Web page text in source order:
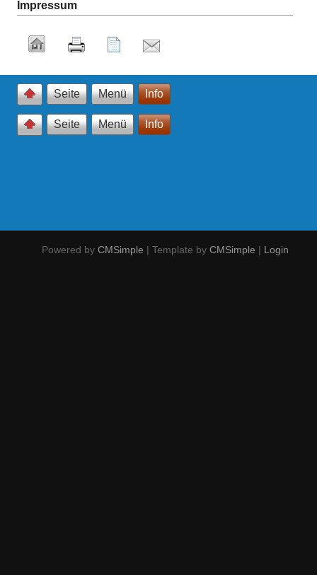
Impressum
Seite Menü Info
Seite Menü Info
Powered by CMSimple | Template by CMSimple | Login